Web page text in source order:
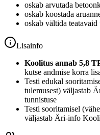
oskab arvutada
oskab koostada
oskab vältida
Lisainfo
Koolitus annab 5,8
kutse andmise korra
Testi edukal
tulemusest) väljastab
tunnistuse
Testi sooritamisel
väljastab Äri-info